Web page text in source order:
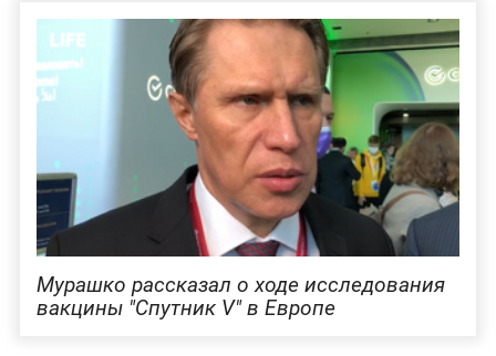
Мурашко рассказал о ходе исследования
вакцины "Спутник V" в Европе